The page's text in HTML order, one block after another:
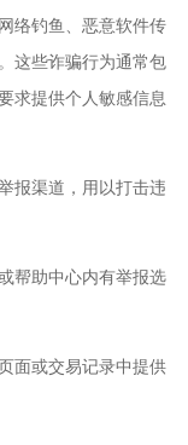
络钓鱼、恶意软件传
这些诈骗行为通常包
求提供个人敏感信息
报渠道，用以打击违
帮助中心内有举报选
面或交易记录中提供